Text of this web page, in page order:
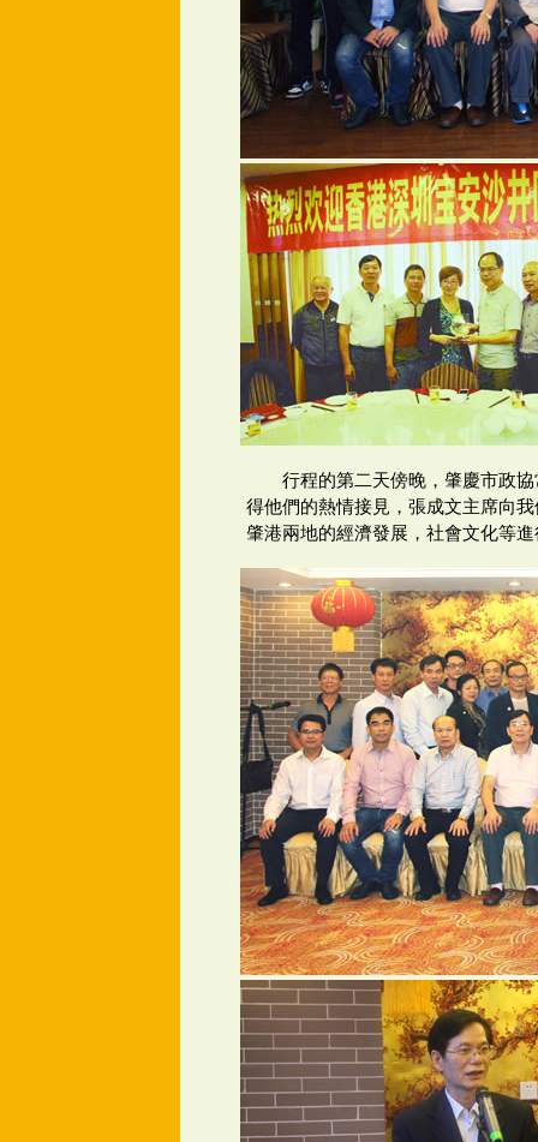
行程的第二天傍晚，肇慶市政
得他們的熱情接見，張成文主席向
肇港兩地的經濟發展，社會文化等